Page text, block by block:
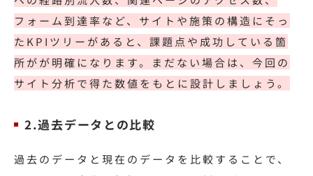
フォーム到達率など、サイトや施策の構造にそっ
たKPIツリーがあると、課題点や成功している箇
所がが明確になります。まだない場合は、今回の
サイト分析で得た数値をもとに設計しましょう。
2.過去データとの比較
過去のデータと現在のデータを比較することで、